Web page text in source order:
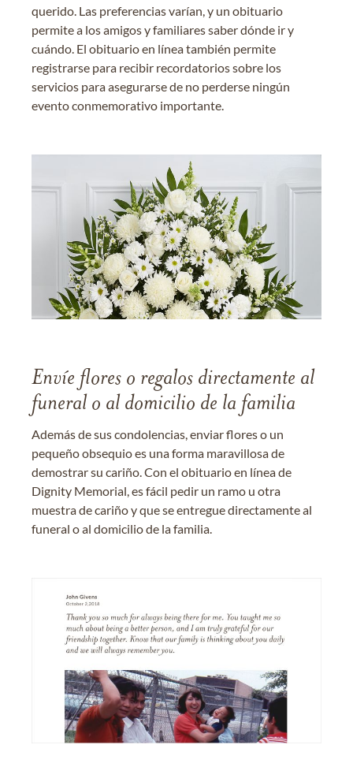
querido. Las preferencias varían, y un obituario
permite a los amigos y familiares saber dónde ir y
cuándo. El obituario en línea también permite
registrarse para recibir recordatorios sobre los
servicios para asegurarse de no perderse ningún
evento conmemorativo importante.
Envíe flores o regalos directamente al
funeral o al domicilio de la familia
Además de sus condolencias, enviar flores o un
pequeño obsequio es una forma maravillosa de
demostrar su cariño. Con el obituario en línea de
Dignity Memorial, es fácil pedir un ramo u otra
muestra de cariño y que se entregue directamente al
funeral o al domicilio de la familia.